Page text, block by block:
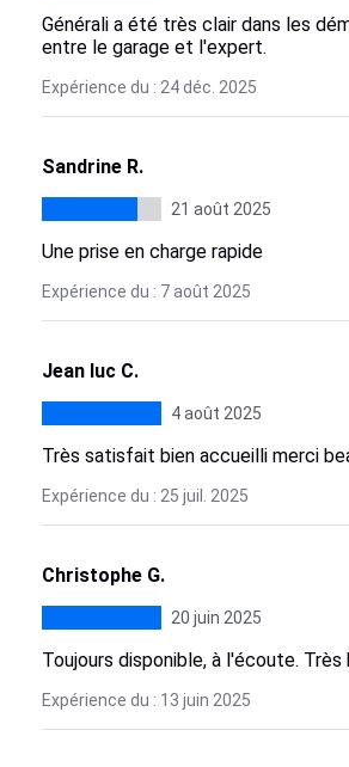
Générali a été très clair dans les
entre le garage et l'expert.
Expérience du : 24 déc. 2025
Sandrine R.
21 août 2025
Une prise en charge rapide
Expérience du : 7 août 2025
Jean luc C.
4 août 2025
Très satisfait bien accueilli merci
Expérience du : 25 juil. 2025
Christophe G.
20 juin 2025
Toujours disponible, à l'écoute.
Expérience du : 13 juin 2025